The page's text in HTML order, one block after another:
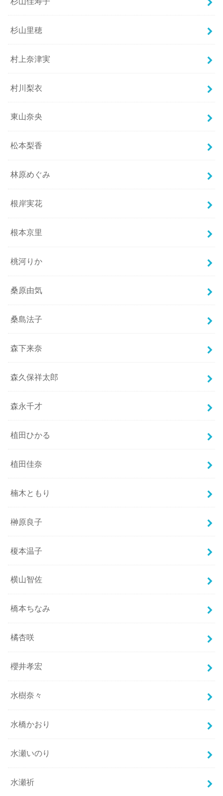
杉山里穂
村上奈津実
村川梨衣
東山奈央
松本梨香
林原めぐみ
根岸実花
根本京里
桃河りか
桑原由気
桑島法子
森下来奈
森久保祥太郎
森永千才
植田ひかる
植田佳奈
楠木ともり
榊原良子
榎本温子
横山智佐
橋本ちなみ
橘杏咲
櫻井孝宏
水樹奈々
水橋かおり
水瀬いのり
水瀬祈